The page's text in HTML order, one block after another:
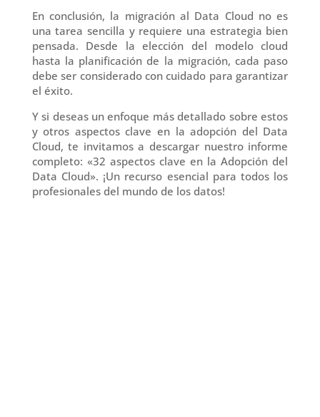
En conclusión, la migración al Data Cloud no es
una tarea sencilla y requiere una estrategia bien
pensada. Desde la elección del modelo cloud
hasta la planificación de la migración, cada paso
debe ser considerado con cuidado para garantizar
el éxito.
Y si deseas un enfoque más detallado sobre estos
y otros aspectos clave en la adopción del Data
Cloud, te invitamos a descargar nuestro informe
completo: «32 aspectos clave en la Adopción del
Data Cloud». ¡Un recurso esencial para todos los
profesionales del mundo de los datos!